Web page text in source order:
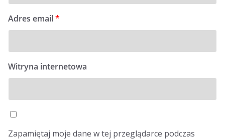
Adres email*
Witryna internetowa
Zapamiętaj moje dane w tej przeglądarce podczas